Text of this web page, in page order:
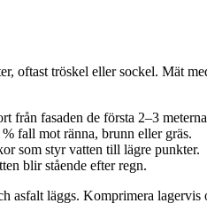
oftast tröskel eller sockel. Mät
från fasaden de första 2–3
fall mot ränna, brunn eller gräs.
som styr vatten till lägre punkter.
blir stående efter regn.
asfalt läggs. Komprimera